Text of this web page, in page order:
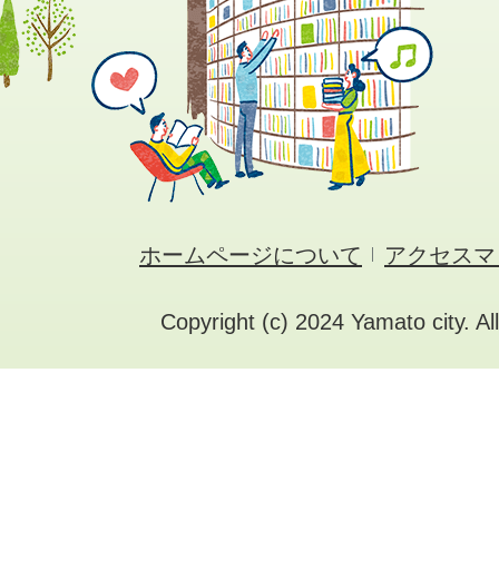
ホームページについて アクセス
Copyright (c) 2024 Yamato city.